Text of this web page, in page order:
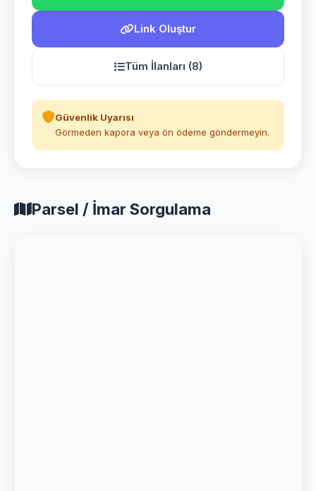
Link Oluştur
Tüm İlanları (8)
Güvenlik Uyarısı
Görmeden kapora veya ön ödeme göndermeyin.
Parsel / İmar Sorgulama